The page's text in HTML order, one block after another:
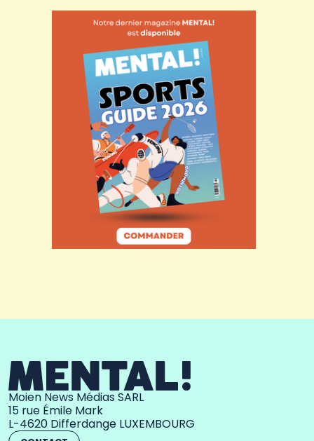
Moien News Médias SARL
15 rue Émile Mark
L-4620 Differdange LUXEMBOURG